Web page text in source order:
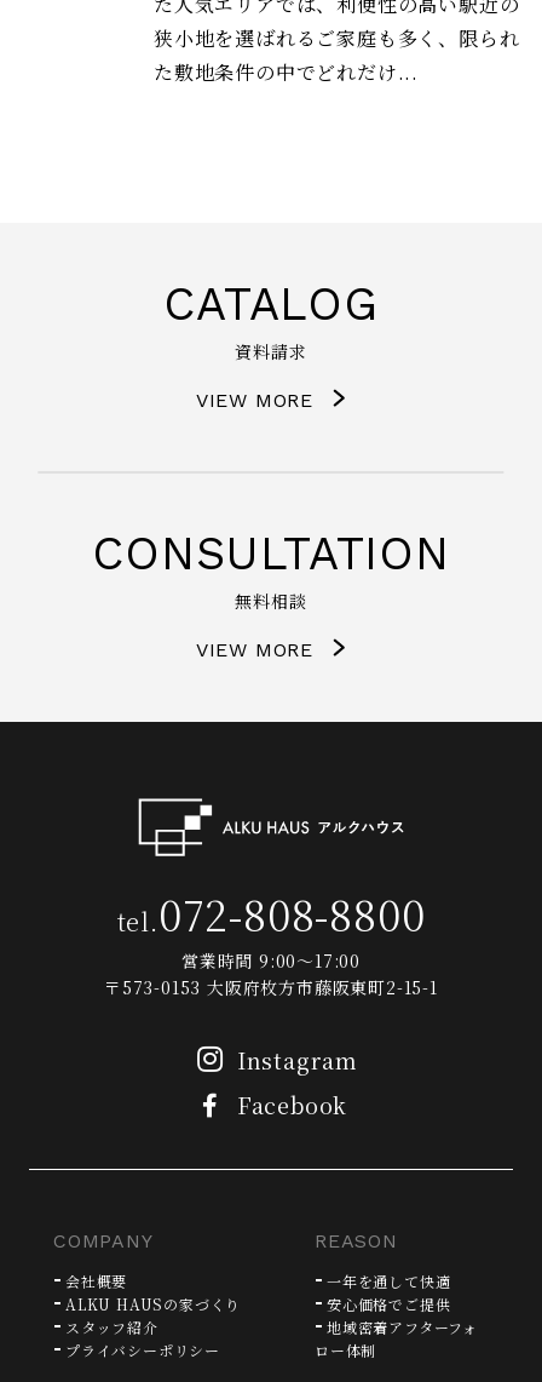
狭小地を選ばれるご家庭も多く、限られ
た敷地条件の中でどれだけ...
CATALOG
資料請求
VIEW MORE
CONSULTATION
無料相談
VIEW MORE
tel.072-808-8800
営業時間 9:00～17:00
〒573-0153 大阪府枚方市藤阪東町2-15-1
Instagram
Facebook
COMPANY
会社概要
ALKU HAUSの家づくり
スタッフ紹介
プライバシーポリシー
REASON
一年を通して快適
安心価格でご提供
地域密着アフターフォ
ロー体制